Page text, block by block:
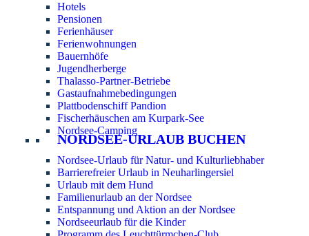
Hotels
Pensionen
Ferienhäuser
Ferienwohnungen
Bauernhöfe
Jugendherberge
Thalasso-Partner-Betriebe
Gastaufnahmebedingungen
Plattbodenschiff Pandion
Fischerhäuschen am Kurpark-See
Nordsee-Camping
NORDSEE-URLAUB BUCHEN
Nordsee-Urlaub für Natur- und Kulturliebhaber
Barrierefreier Urlaub in Neuharlingersiel
Urlaub mit dem Hund
Familienurlaub an der Nordsee
Entspannung und Aktion an der Nordsee
Nordseeurlaub für die Kinder